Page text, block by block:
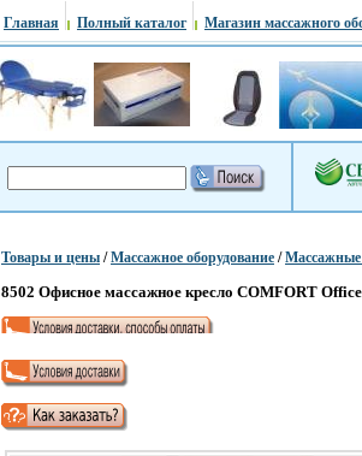
Главная Полный каталог Магазин массажного
Товары и цены /Массажное оборудование /
8502 Офисное массажное кресло COMFORT Office